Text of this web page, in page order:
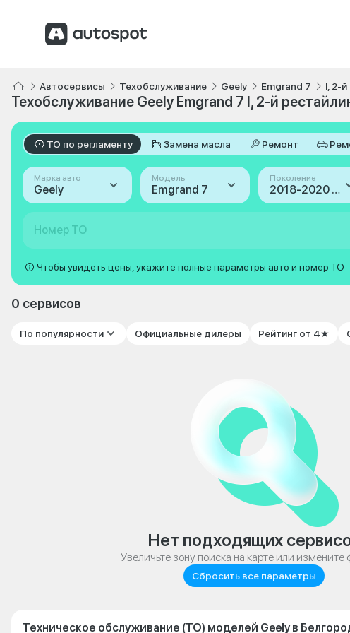
Автосервисы Техобслуживание Geely Emgrand 7 I, 2-
Техобслуживание Geely Emgrand 7 I, 2-й
ТО по регламенту Замена масла Ремонт
Марка авто
Geely
Модель
Emgrand 7
Поколение
2018-2020 (I, 2-й рестайлинг)
Номер ТО
Чтобы увидеть цены, укажите полные параметры авто и номер ТО
0 сервисов
По популярности Официальные дилеры Рейтинг от 4★
Нет подходящих
Увеличьте зону поиска на карте или измените
Сбросить все параметры
Техническое обслуживание (ТО) моделей Geely в